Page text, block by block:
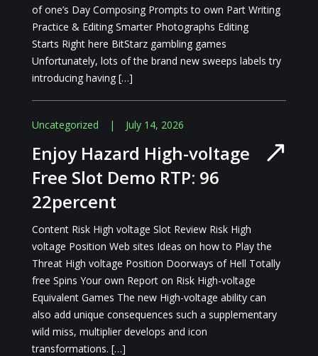
of one’s Day Composing Prompts to own Part Writing
Practice & Editing Smarter Photographs Editing
Starts Right here BitStarz gambling games
Unfortunately, lots of the brand new sweeps labels try
introducing having […]
Uncategorized | July 14, 2026
Enjoy Hazard High-voltage
Free Slot Demo RTP: 96
22percent
Content Risk High voltage Slot Review Risk High
voltage Position Web sites Ideas on how to Play the
Threat High voltage Position Doorways of Hell Totally
free Spins Your own Report on Risk High-voltage
Equivalent Games The new High-voltage ability can
also add unique consequences such a supplementary
wild miss, multiplier develops and icon
transformations. […]